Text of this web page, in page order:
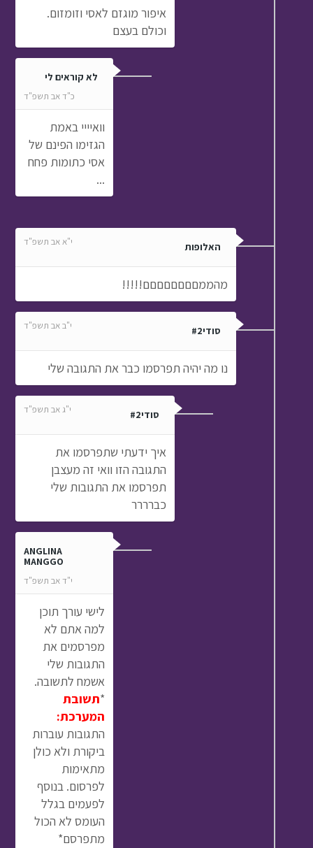
איפור מוגזם לאסי וזומזום.
וכולם בעצם
לא קוראים לי
כ"ד אב תשפ"ד
וואיייי באמת
הגזימו הפינם של
אסי כתומות פחח
...
האלופות י"א אב תשפ"ד
מהממםםםםםםםם!!!!!
סודי#2 י"ב אב תשפ"ד
נו מה יהיה תפרסמו כבר את התגובה שלי
סודי#2 י"ג אב תשפ"ד
איך ידעתי שתפרסמו את
התגובה הזו וואי זה מעצבן
תפרסמו את התגובות שלי
כברררר
ANGLINA
MANGGO
י"ד אב תשפ"ד
לישי עורך תוכן
למה אתם לא
מפרסמים את
התגובות שלי
אשמח לתשובה.
*תשובת
המערכת:
התגובות עוברות
ביקורת ולא כולן
מתאימות
לפרסום. בנוסף
לפעמים בגלל
העומס לא הכול
מתפרסם*